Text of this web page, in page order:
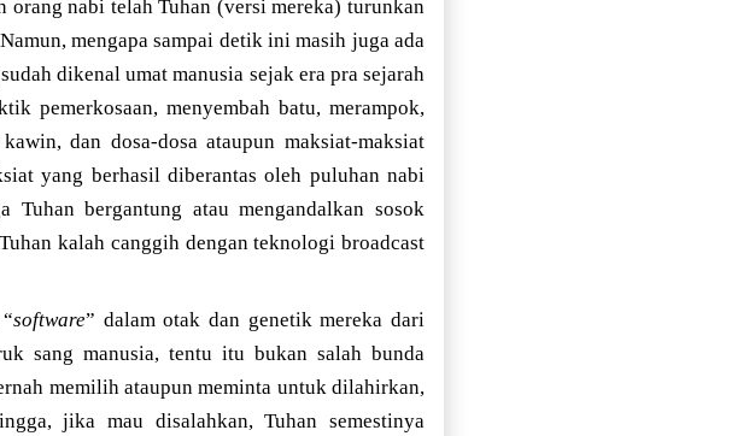
orang nabi telah Tuhan (versi mereka) turunkan
mengapa sampai detik ini masih juga ada
dikenal umat manusia sejak era pra sejarah
pemerkosaan, menyembah batu, merampok,
dan dosa-dosa ataupun maksiat-maksiat
yang berhasil diberantas oleh puluhan nabi
bergantung atau mengandalkan sosok
kalah canggih dengan teknologi broadcast
software” dalam otak dan genetik mereka dari
sang manusia, tentu itu bukan salah bunda
memilih ataupun meminta untuk dilahirkan,
jika mau disalahkan, Tuhan semestinya